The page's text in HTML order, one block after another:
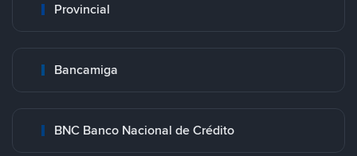
Provincial
Bancamiga
BNC Banco Nacional de Crédito